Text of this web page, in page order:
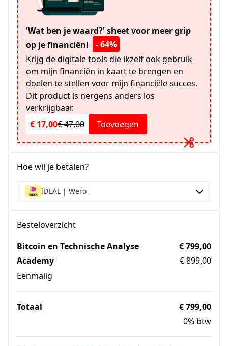
'Wat ben je waard?' sheet voor meer grip
op je financiën!
- 64%
Krijg de digitale tools die ikzelf ook gebruik
om mijn financiën in kaart te brengen en
doelen te stellen voor mijn financiële succes.
Dit product is nergens anders los
verkrijgbaar.
€ 17,00€ 47,00 Toevoegen
Hoe wil je betalen?
iDEAL | Wero
Besteloverzicht
Bitcoin en Technische Analyse
Academy
Eenmalig
€ 799,00
€ 899,00
Totaal
€ 799,00
0% btw